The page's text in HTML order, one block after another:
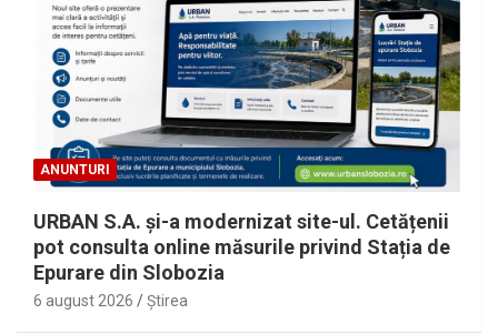
ANUNTURI
URBAN S.A. și-a modernizat site-ul. Cetățenii
pot consulta online măsurile privind Stația de
Epurare din Slobozia
6 august 2026 Ştirea